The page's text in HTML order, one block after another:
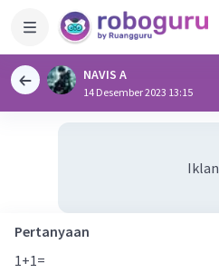
NAVIS A
14 Desember 2023 13:15
Iklan
Pertanyaan
1+1=